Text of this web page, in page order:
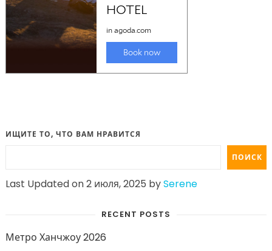
ИЩИТЕ ТО, ЧТО ВАМ НРАВИТСЯ
ПОИСК
Last Updated on 2 июля, 2025 bySerene
RECENT POSTS
Метро Ханчжоу 2026